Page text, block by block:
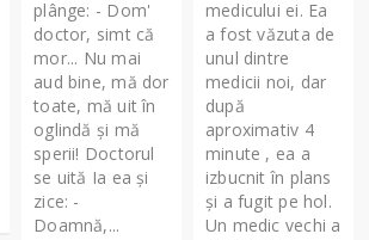
plânge: - Dom'
doctor, simt că
mor... Nu mai
aud bine, mă dor
toate, mă uit în
oglindă și mă
sperii! Doctorul
se uită Ia ea și
zice: -
Doamnă,...
medicului ei. Ea
a fost văzuta de
unul dintre
medicii noi, dar
după
aproximativ 4
minute , ea a
izbucnit în plans
și a fugit pe hol.
Un medic vechi a